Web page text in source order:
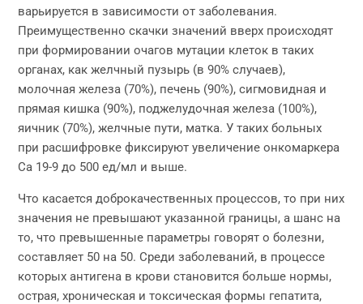
варьируется в зависимости от заболевания.
Преимущественно скачки значений вверх происходят
при формировании очагов мутации клеток в таких
органах, как желчный пузырь (в 90% случаев),
молочная железа (70%), печень (90%), сигмовидная и
прямая кишка (90%), поджелудочная железа (100%),
яичник (70%), желчные пути, матка. У таких больных
при расшифровке фиксируют увеличение онкомаркера
Са 19-9 до 500 ед/мл и выше.
Что касается доброкачественных процессов, то при них
значения не превышают указанной границы, а шанс на
то, что превышенные параметры говорят о болезни,
составляет 50 на 50. Среди заболеваний, в процессе
которых антигена в крови становится больше нормы,
острая, хроническая и токсическая формы гепатита,